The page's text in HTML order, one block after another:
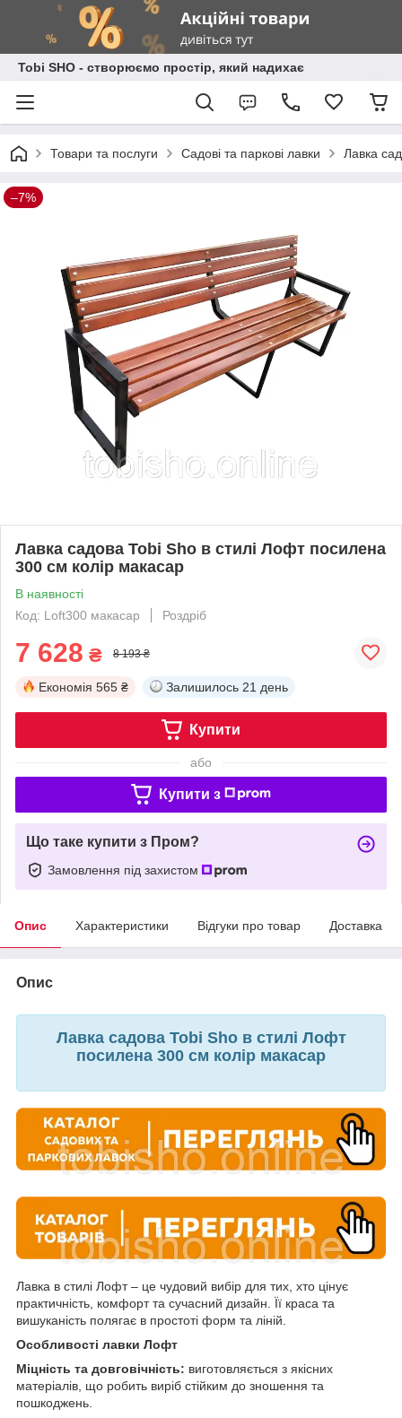
Tobi SHO - створюємо простір, який надихає
Товари та послуги Садові та паркові лавки Лавка
–7%
Лавка садова Tobi Sho в стилі Лофт посилена
300 см колір макасар
В наявності
Код: Loft300 макасар
Роздріб
7 628 ₴ 8 193 ₴
Економія 565 ₴ Залишилось 21 день
Купити
або
Купити з
Що таке купити з Пром?
Замовлення під захистом
Опис Характеристики Відгуки про товар Доставка
Опис
Лавка садова Tobi Sho в стилі Лофт
посилена 300 см колір макасар
Лавка в стилі Лофт – це чудовий вибір для тих, хто цінує
практичність, комфорт та сучасний дизайн. Її краса та
вишуканість полягає в простоті форм та ліній.
Особливості лавки Лофт
Міцність та довговічність: виготовляється з якісних
матеріалів, що робить виріб стійким до зношення та
пошкоджень.